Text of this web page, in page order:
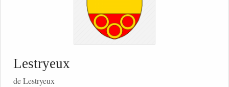
Lestryeux
de Lestryeux